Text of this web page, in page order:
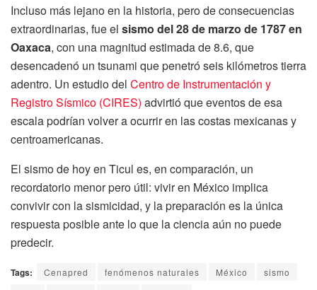
Incluso más lejano en la historia, pero de consecuencias
extraordinarias, fue el sismo del 28 de marzo de 1787 en
Oaxaca, con una magnitud estimada de 8.6, que
desencadenó un tsunami que penetró seis kilómetros tierra
adentro. Un estudio del Centro de Instrumentación y
Registro Sísmico (CIRES) advirtió que eventos de esa
escala podrían volver a ocurrir en las costas mexicanas y
centroamericanas.
El sismo de hoy en Ticul es, en comparación, un
recordatorio menor pero útil: vivir en México implica
convivir con la sismicidad, y la preparación es la única
respuesta posible ante lo que la ciencia aún no puede
predecir.
Tags: Cenapred fenómenos naturales México
sismo